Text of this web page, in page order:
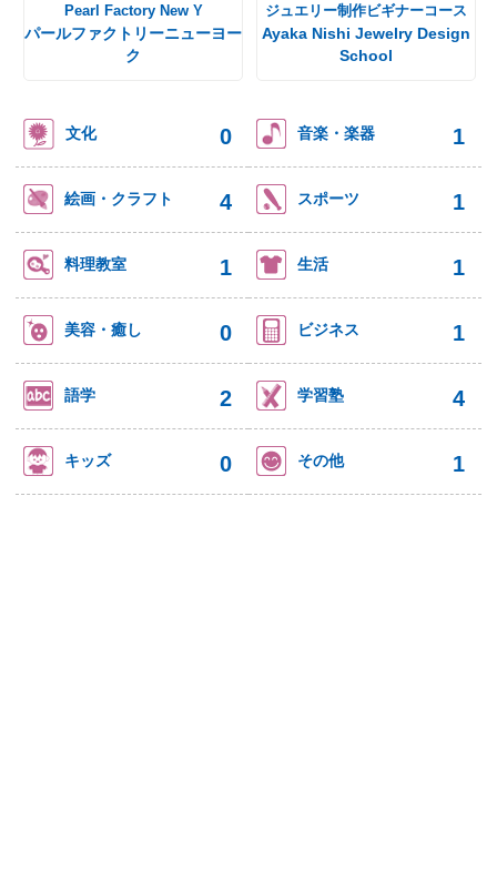
Pearl Factory New Y
パールファクトリーニューヨー
ク
ジュエリー制作ビギナーコース
Ayaka Nishi Jewelry Design
School
文化 0 音楽・楽器 1
絵画・クラフト 4 スポーツ 1
料理教室 1 生活 1
美容・癒し 0 ビジネス 1
語学 2 学習塾 4
キッズ 0 その他 1